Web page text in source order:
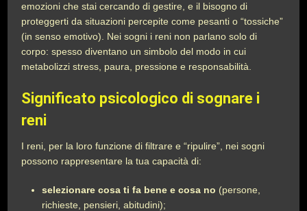
emozioni che stai cercando di gestire, e il bisogno di
proteggerti da situazioni percepite come pesanti o “tossiche”
(in senso emotivo). Nei sogni i reni non parlano solo di
corpo: spesso diventano un simbolo del modo in cui
metabolizzi stress, paura, pressione e responsabilità.
Significato psicologico di sognare i
reni
I reni, per la loro funzione di filtrare e “ripulire”, nei sogni
possono rappresentare la tua capacità di:
selezionare cosa ti fa bene e cosa no (persone,
richieste, pensieri, abitudini);